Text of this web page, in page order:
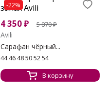
-22%
4 350₽ 5 870₽
Avili
Сарафан чёрный...
44 46 48 50 52 54
В корзину